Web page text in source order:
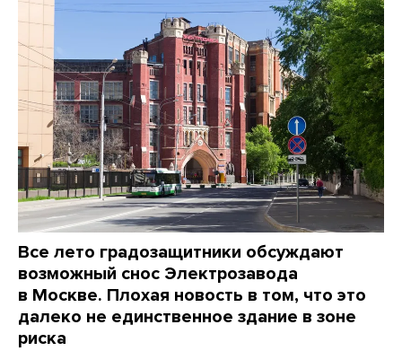
Все лето градозащитники обсуждают
возможный снос Электрозавода
в Москве. Плохая новость в том, что это
далеко не единственное здание в зоне
риска